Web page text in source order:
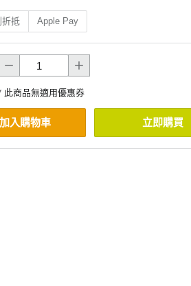
抵 Apple Pay
此商品無適用優惠券
加入購物車 立即購買